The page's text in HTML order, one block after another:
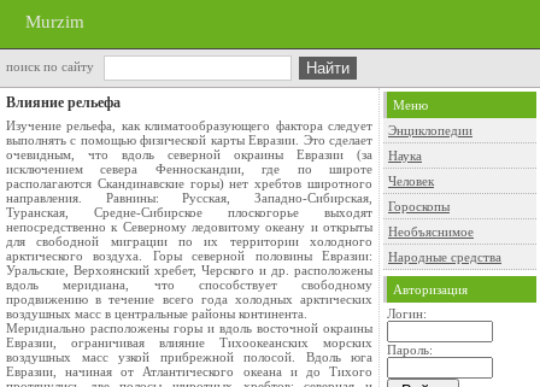
Murzim
поиск по сайту
Влияние рельефа
Изучение рельефа, как климатообразующего фактора следует
выполнять с помощью физической карты Евразии. Это сделает
очевидным, что вдоль северной окраины Евразии (за
исключением севера Фенноскандии, где по широте
располагаются Скандинавские горы) нет хребтов широтного
направления. Равнины: Русская, Западно-Сибирская,
Туранская, Средне-Сибирское плоскогорье выходят
непосредственно к Северному ледовитому океану и открыты
для свободной миграции по их территории холодного
арктического воздуха. Горы северной половины Евразии:
Уральские, Верхоянский хребет, Черского и др. расположены
вдоль меридиана, что способствует свободному
продвижению в течение всего года холодных арктических
воздушных масс в центральные районы континента.
Меридиально расположены горы и вдоль восточной окраины
Евразии, ограничивая влияние Тихоокеанских морских
воздушных масс узкой прибрежной полосой. Вдоль юга
Евразии, начиная от Атлантического океана и до Тихого
Меню
Энциклопедии
Наука
Человек
Гороскопы
Необъяснимое
Народные средства
Авторизация
Логин:
Пароль: